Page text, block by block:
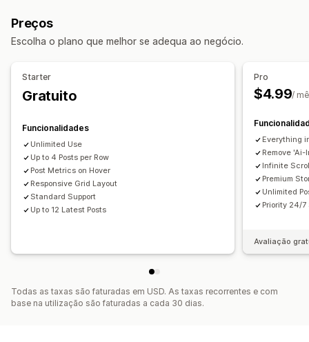
Visualizações de produtos
Feeds com publicações de venda
Análise de dados
Rastreio do envolvimento
Lista Controlo deslizante
Reatividade móvel
Partilha nas redes sociais
Preços
Escolha o plano que melhor se adequa ao negócio.
Starter
Gratuito
Funcionalidades
Unlimited Use
Up to 4 Posts per Row
Post Metrics on Hover
Responsive Grid Layout
Standard Support
Up to 12 Latest Posts
Pro
$4.99/
Everything
Remove
Infinite
Premium
Unlimited
Priority 24/7
Avaliação
Todas as taxas são faturadas em USD. As taxas recorrentes e com
base na utilização são faturadas a cada 30 dias.